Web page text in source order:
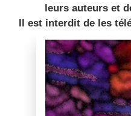
leurs auteurs et
Il est interdit de les